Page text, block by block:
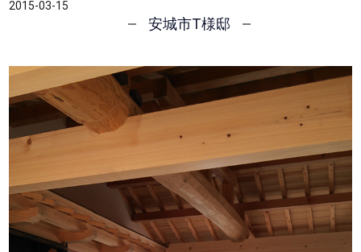
2015-03-15
安城市T様邸